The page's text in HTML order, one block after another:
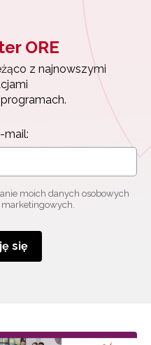
ORE
z najnowszymi
mail:
moich danych osobowych
się